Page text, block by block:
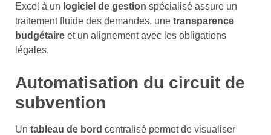
Excel à un logiciel de gestion spécialisé assure un
traitement fluide des demandes, une transparence
budgétaire et un alignement avec les obligations
légales.
Automatisation du circuit de
subvention
Un tableau de bord centralisé permet de visualiser